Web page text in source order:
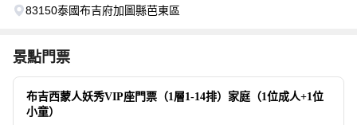
83150泰國布吉府加圖縣芭東區
景點門票
布吉西蒙人妖秀VIP座門票（1層1-14排）家庭（1位成人+1位
小童）